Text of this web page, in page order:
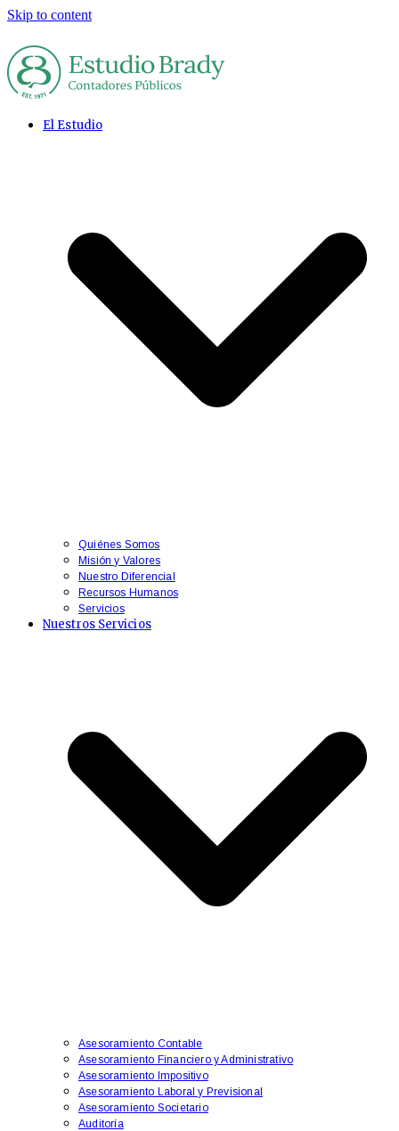
Skip to content
El Estudio
Quiénes Somos
Misión y Valores
Nuestro Diferencial
Recursos Humanos
Servicios
Nuestros Servicios
Asesoramiento Contable
Asesoramiento Financiero y Administrativo
​Asesoramiento Impositivo
Asesoramiento Laboral y Previsional
​Asesoramiento Societario
Auditoría